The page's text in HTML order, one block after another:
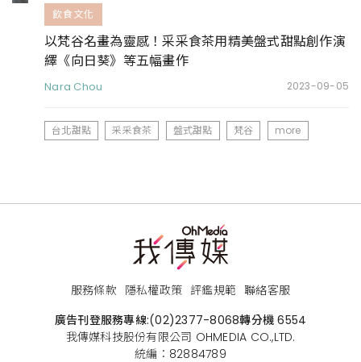
飲食文化
以梵谷名畫為靈感！采采食茶用精美盤式甜點創作演
繹《向日葵》等五幅畫作
Nara Chou 2023-09-05
台北甜點 采采食茶 盤式甜點 梵谷 more
服務條款 隱私權政策 評鑑規範 聯絡客服
廣告刊登服務專線:(02)2377-8068轉分機 6554
我傳媒科技股份有限公司 OHMEDIA CO.,LTD.
統編：82884789